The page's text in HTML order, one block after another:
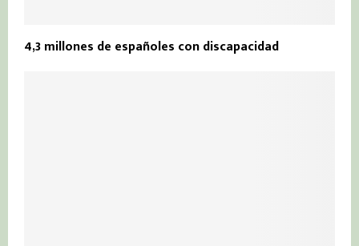
4,3 millones de españoles con discapacidad